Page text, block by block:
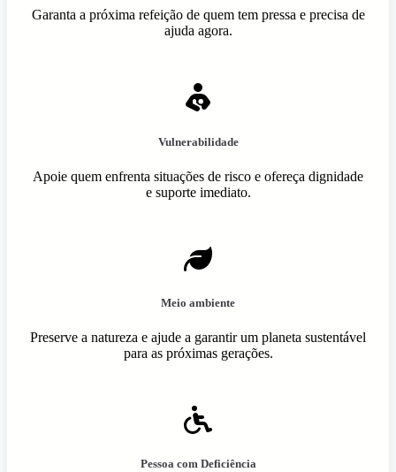
Garanta a próxima refeição de quem tem pressa e precisa de
ajuda agora.
Vulnerabilidade
Apoie quem enfrenta situações de risco e ofereça dignidade
e suporte imediato.
Meio ambiente
Preserve a natureza e ajude a garantir um planeta sustentável
para as próximas gerações.
Pessoa com Deficiência